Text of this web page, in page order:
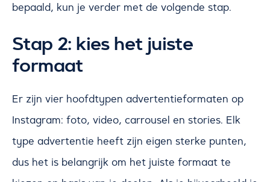
bepaald, kun je verder met de volgende stap.
Stap 2: kies het juiste
formaat
Er zijn vier hoofdtypen advertentieformaten op
Instagram: foto, video, carrousel en stories. Elk
type advertentie heeft zijn eigen sterke punten,
dus het is belangrijk om het juiste formaat te